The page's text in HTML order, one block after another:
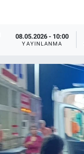
08.05.2026 - 10:00
YAYINLANMA